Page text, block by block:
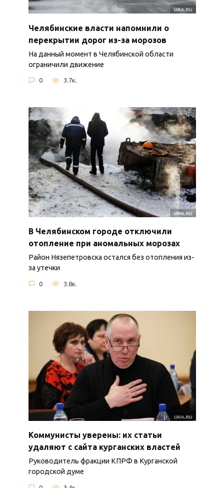
Челябинские власти напомнили о
перекрытии дорог из-за морозов
На данный момент в Челябинской области
ограничили движение
0 3.7к.
В Челябинском городе отключили
отопление при аномальных морозах
Район Нязепетровска остался без отопления из-
за утечки
0 3.8к.
Коммунисты уверены: их статьи
удаляют с сайта курганских властей
Руководитель фракции КПРФ в Курганской
городской думе